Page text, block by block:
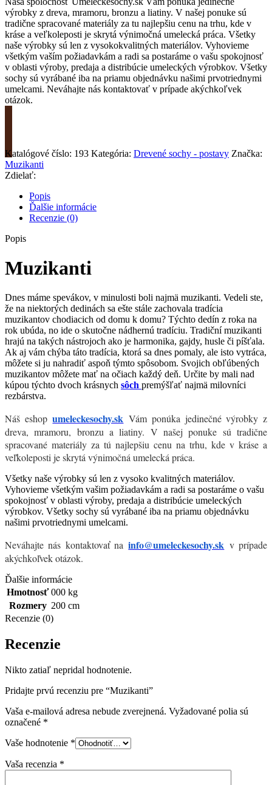
výrobky z dreva, mramoru, bronzu a liatiny. V našej ponuke sú
tradične spracované materiály za tu najlepšiu cenu na trhu, kde v
kráse a veľkoleposti je skrytá výnimočná umelecká práca. Všetky
naše výrobky sú len z vysokokvalitných materiálov. Vyhovieme
všetkým vaším požiadavkám a radi sa postaráme o vašu spokojnosť
v oblasti výroby, predaja a distribúcie umeleckých výrobkov. Všetky
sochy sú vyrábané iba na priamu objednávku našimi prvotriednymi
umelcami. Neváhajte nás kontaktovať v prípade akýchkoľvek
otázok.
Katalógové číslo: 193 Kategória: Drevené sochy - postavy Značka:
Muzikanti
Zdielať:
Popis
Ďalšie informácie
Recenzie (0)
Popis
Muzikanti
Dnes máme spevákov, v minulosti boli najmä muzikanti. Vedeli ste,
že na niektorých dedinách sa ešte stále zachovala tradícia
muzikantov chodiacich od domu k domu? Týchto dedín z roka na
rok ubúda, no ide o skutočne nádhernú tradíciu. Tradiční muzikanti
hrajú na takých nástrojoch ako je harmonika, gajdy, husle či píšťala.
Ak aj vám chýba táto tradícia, ktorá sa dnes pomaly, ale isto vytráca,
môžete si ju nahradiť aspoň týmto spôsobom. Svojich obľúbených
muzikantov môžete mať na očiach každý deň. Určite by mali nad
kúpou týchto dvoch krásnych sôch premýšľať najmä milovníci
rezbárstva.
Náš eshopumeleckesochy.sk Vám ponúka jedinečné výrobky z
dreva, mramoru, bronzu a liatiny. V našej ponuke sú tradične
spracované materiály za tú najlepšiu cenu na trhu, kde v kráse a
veľkoleposti je skrytá výnimočná umelecká práca.
Všetky naše výrobky sú len z vysoko kvalitných materiálov.
Vyhovieme všetkým vašim požiadavkám a radi sa postaráme o vašu
spokojnosť v oblasti výroby, predaja a distribúcie umeleckých
výrobkov. Všetky sochy sú vyrábané iba na priamu objednávku
našimi prvotriednymi umelcami.
Neváhajte nás kontaktovať nainfo@umeleckesochy.sk v prípade
akýchkoľvek otázok.
Ďalšie informácie
Hmotnosť 000 kg
Rozmery 200 cm
Recenzie (0)
Recenzie
Nikto zatiaľ nepridal hodnotenie.
Pridajte prvú recenziu pre “Muzikanti”
Vaša e-mailová adresa nebude zverejnená. Vyžadované polia sú
označené *
Vaše hodnotenie *
Vaša recenzia *